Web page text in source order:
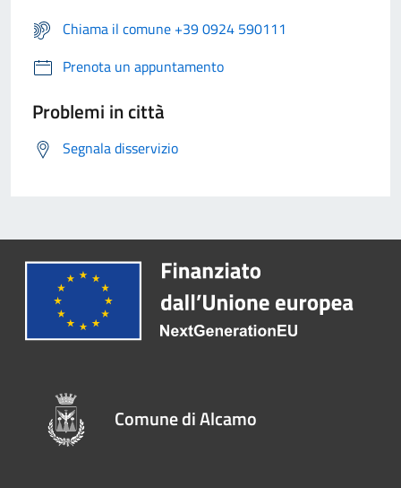
Chiama il comune +39 0924 590111
Prenota un appuntamento
Problemi in città
Segnala disservizio
Comune di Alcamo